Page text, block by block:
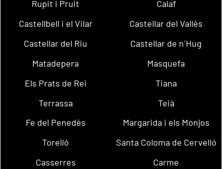
Rupit i Pruit
Calaf
Castellbell i el Vilar
Castellar del Vallès
Castellar del Riu
Castellar de n´Hug
Matadepera
Masquefa
Els Prats de Rei
Tiana
Terrassa
Teià
Fe del Penedès
Margarida i els Monjos
Torelló
Santa Coloma de Cervelló
Casserres
Carme